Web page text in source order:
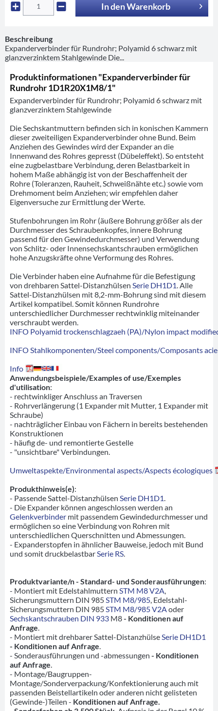
In denWarenkorb
Beschreibung
Expanderverbinder für Rundrohr; Polyamid 6 schwarz mit
glanzverzinktem Stahlgewinde Die...
Produktinformationen "Expanderverbinder für
Rundrohr 1D1R20X1M8/1"
Expanderverbinder für Rundrohr; Polyamid 6 schwarz mit
glanzverzinktem Stahlgewinde
Die Sechskantmuttern befinden sich in konischen Kammern
dieser zweiteiligen Expanderverbinder ohne Bund. Beim
Anziehen des Gewindes wird der Expander an die
Innenwand des Rohres gepresst (Dübeleffekt). So entsteht
eine zugbelastbare Verbindung, deren Belastbarkeit in
hohem Maße abhängig ist von der Beschaffenheit der
Rohre (Toleranzen, Rauheit, Schweißnähte etc.) sowie vom
Drehmoment beim Anziehen; wir empfehlen daher
Eigenversuche zur Ermittlung der Werte.
Stufenbohrungen im Rohr (äußere Bohrung größer als der
Durchmesser des Schraubenkopfes, innere Bohrung
passend für den Gewindedurchmesser) und Verwendung
von Schlitz- oder Innensechskantschrauben ermöglichen
hohe Anzugskräfte ohne Verformung des Rohres.
Die Verbinder haben eine Aufnahme für die Befestigung
von drehbaren Sattel-Distanzhülsen Serie DH1D1 . Alle
Sattel-Distanzhülsen mit 8,2-mm-Bohrung sind mit diesem
Artikel kompatibel. Somit können Rundrohre
unterschiedlicher Durchmesser rechtwinklig miteinander
verschraubt werden.
INFO Polyamid trockenschlagzaeh (PA)/Nylon impact
INFO Stahlkomponenten/Steel components/Composants
Info
Anwendungsbeispiele/Examples of use/Exemples
d'utilisation:
- rechtwinkliger Anschluss an Traversen
- Rohrverlängerung (1 Expander mit Mutter, 1 Expander mit
Schraube)
- nachträglicher Einbau von Fächern in bereits bestehenden
Konstruktionen
- häufig de- und remontierte Gestelle
- "unsichtbare" Verbindungen.
Umweltaspekte/Environmental aspects/Aspects écologiques
Produkthinweis(e):
- Passende Sattel-Distanzhülsen Serie DH1D1
- Die Expander können angeschlossen werden an
Gelenkverbinder mit passendem Gewindedurchmesser und
ermöglichen so eine Verbindung von Rohren mit
unterschiedlichen Querschnitten und Abmessungen.
- Expanderstopfen in ähnlicher Bauweise, jedoch mit Bund
und somit druckbelastbar Serie RS
Produktvariante/n - Standard- und Sonderausführungen:
- Montiert mit Edelstahlmuttern STM M8 V2A
Sicherungsmuttern DIN 985 STM M8/985 , Edelstahl-
Sicherungsmuttern DIN 985 STM M8/985 V2A oder
Sechskantschrauben DIN 933 M8- Konditionen auf
Anfrage
- Montiert mit drehbarer Sattel-Distanzhülse Serie DH1D1
- Konditionen auf Anfrage
- Sonderausführungen und -abmessungen - Konditionen
auf Anfrage
- Montage/Baugruppen-
Montage/Sonderverpackung/Konfektionierung auch mit
passenden Beistellartikeln oder anderen nicht gelisteten
(Gewinde-)Teilen - Konditionen auf Anfrage.